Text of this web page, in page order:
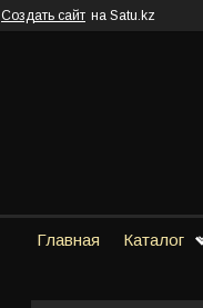
Создать сайт на Satu.kz
Главная Каталог